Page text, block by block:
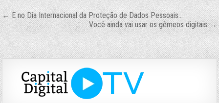
Navegação
de
Post
← E no Dia Internacional da Proteção de Dados Pessoais…
Você ainda vai usar os gêmeos digitais →